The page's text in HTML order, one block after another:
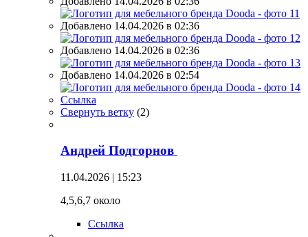
Добавлено 14.04.2026 в 02:36
Добавлено 14.04.2026 в 02:36
Добавлено 14.04.2026 в 02:54
Ссылка
Свернуть ветку (2)
Андрей Подгорнов
11.04.2026 | 15:23
4,5,6,7 около
Ссылка